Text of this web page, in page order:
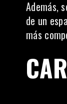
Además,
de un
más